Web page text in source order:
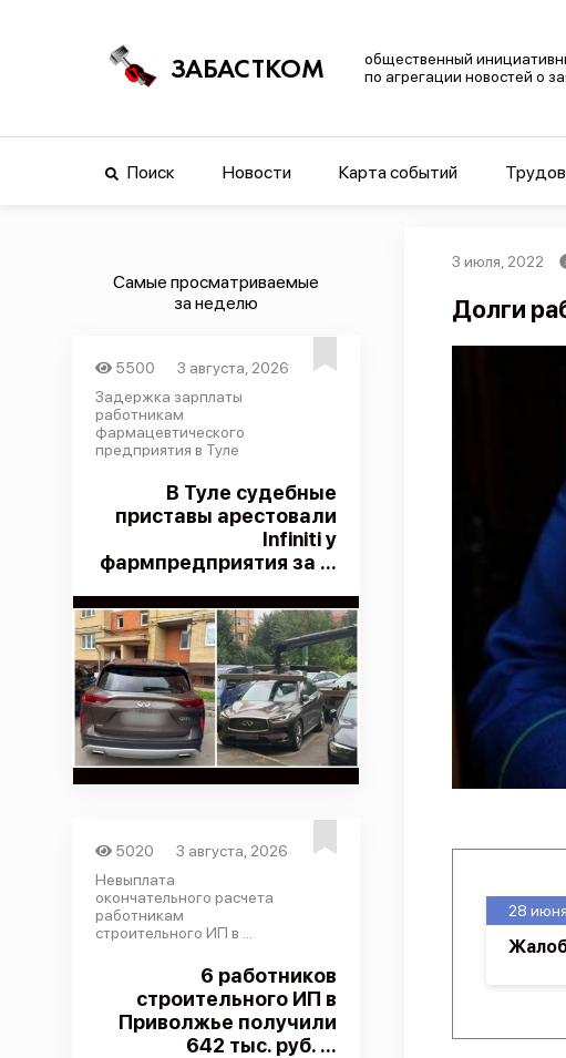
ЗАБАСТКОМ
общественный
по агрегации новостей о
Поиск Новости Карта событий
Самые просматриваемые
за неделю
5500
3 августа, 2026
Задержка зарплаты
работникам
фармацевтического
предприятия в Туле
В Туле судебные
приставы арестовали
Infiniti у
фармпредприятия за ...
5020
3 августа, 2026
Невыплата
окончательного расчета
работникам
строительного ИП в ...
6 работников
строительного ИП в
Приволжье получили
642 тыс. руб. ...
3 июля, 2022
Долги
28